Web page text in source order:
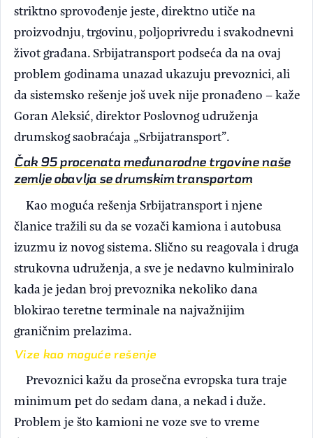
striktno sprovođenje jeste, direktno utiče na
proizvodnju, trgovinu, poljoprivredu i svakodnevni
život građana. Srbijatransport podseća da na ovaj
problem godinama unazad ukazuju prevoznici, ali
da sistemsko rešenje još uvek nije pronađeno – kaže
Goran Aleksić, direktor Poslovnog udruženja
drumskog saobraćaja „Srbijatransport”.
Čak 95 procenata međunarodne trgovine naše
zemlje obavlja se drumskim transportom
Kao moguća rešenja Srbijatransport i njene
članice tražili su da se vozači kamiona i autobusa
izuzmu iz novog sistema. Slično su reagovala i druga
strukovna udruženja, a sve je nedavno kulminiralo
kada je jedan broj prevoznika nekoliko dana
blokirao teretne terminale na najvažnijim
graničnim prelazima.
Vize kao moguće rešenje
Prevoznici kažu da prosečna evropska tura traje
minimum pet do sedam dana, a nekad i duže.
Problem je što kamioni ne voze sve to vreme